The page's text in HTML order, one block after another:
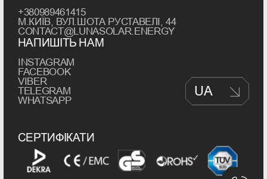
+380989461415
М.КИЇВ, ВУЛ.ШОТА РУСТАВЕЛІ, 44
CONTACT@LUNASOLAR.ENERGY
НАПИШІТЬ НАМ
INSTAGRAM
FACEBOOK
VIBER
TELEGRAM
WHATSAPP
СЕРТИФІКАТИ
UA